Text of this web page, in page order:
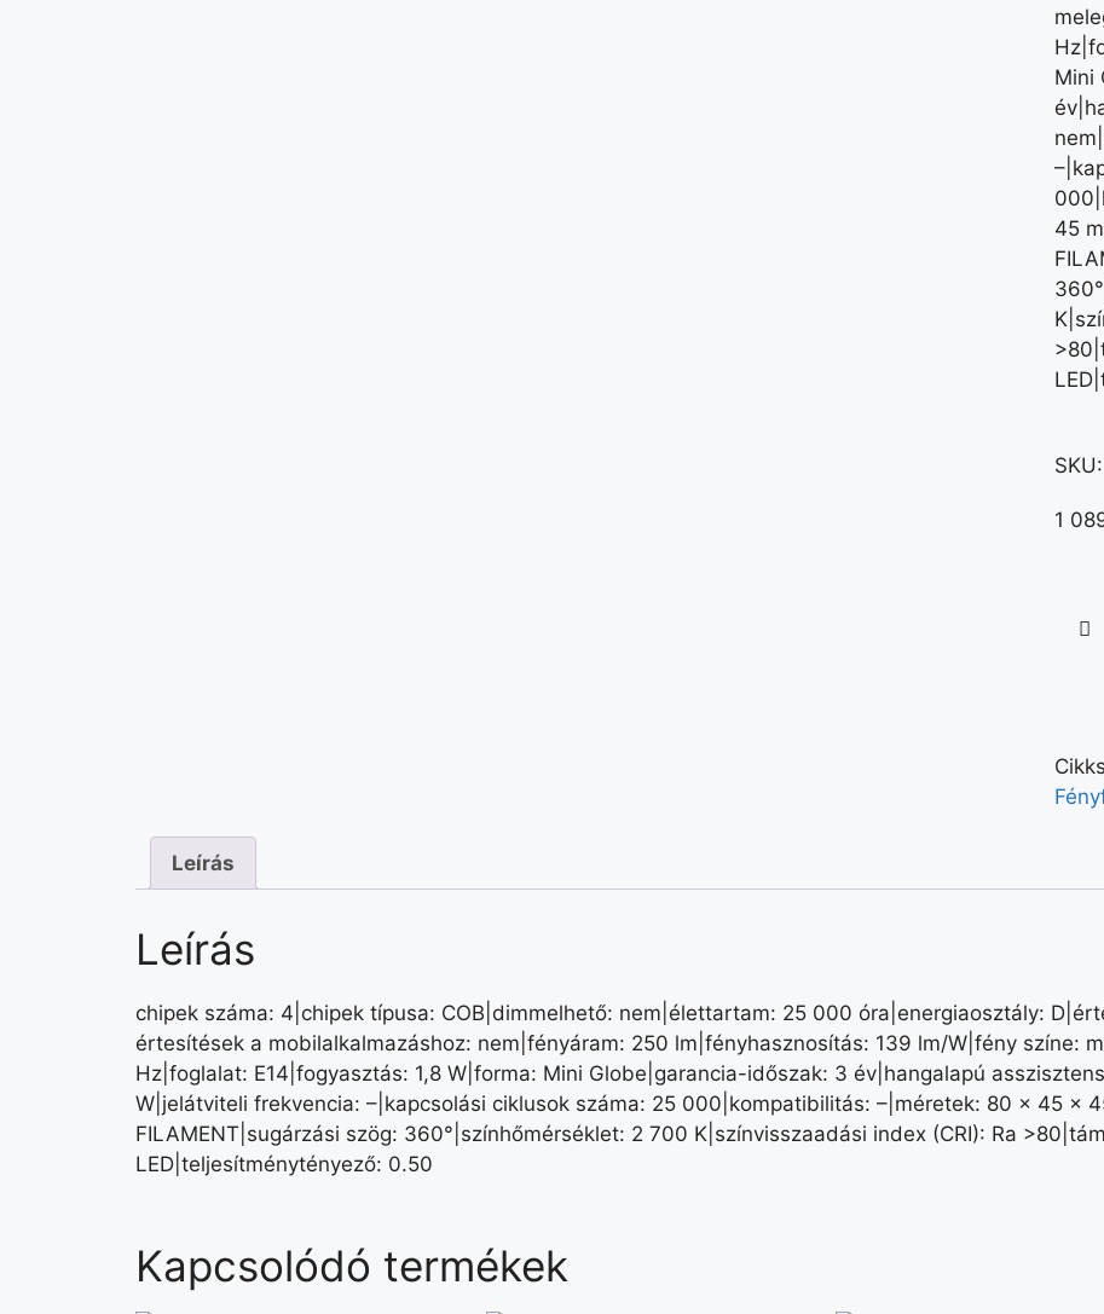
Mini
45
SKU:
1
Leírás
Leírás
chipek száma: 4|chipek típusa: COB|dimmelhető: nem|élettartam: 25 000 óra|energiaosztály:
értesítések a mobilalkalmazáshoz: nem|fényáram: 250 lm|fényhasznosítás: 139 lm/W|fény színe:
Hz|foglalat: E14|fogyasztás: 1,8 W|forma: Mini Globe|garancia-időszak: 3 év|hangalapú
W|jelátviteli frekvencia: –|kapcsolási ciklusok száma: 25 000|kompatibilitás: –|méretek: 80 × 45 ×
FILAMENT|sugárzási szög: 360°|színhőmérséklet: 2 700 K|színvisszaadási index (CRI): Ra
LED|teljesítménytényező: 0.50
Kapcsolódó termékek